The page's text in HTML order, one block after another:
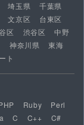
埼玉県
千葉県
文京区
台東区
区 渋谷区
中野
神奈川県
東海
ト
Ruby
Perl
C C++
C#